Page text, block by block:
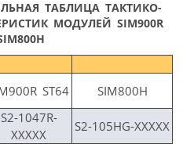
ТАБЛИЦА ТАКТИКО-
МОДУЛЕЙ SIM900R
ST64
SIM800H
S2-1047R-
XXXXX
S2-105HG-XXXXX